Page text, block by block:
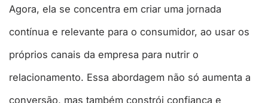
Agora, ela se concentra em criar uma jornada
contínua e relevante para o consumidor, ao usar os
próprios canais da empresa para nutrir o
relacionamento. Essa abordagem não só aumenta a
conversão, mas também constrói confiança e